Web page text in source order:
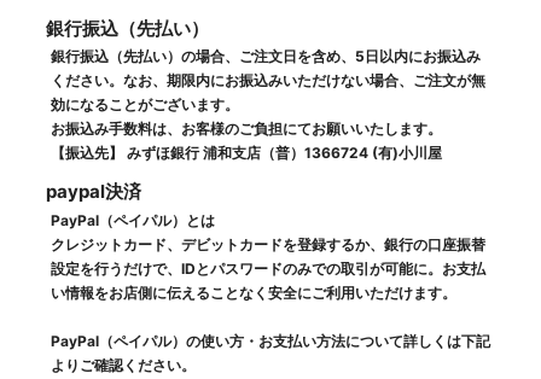
銀行振込（先払い）
銀行振込（先払い）の場合、ご注文日を含め、5日以内にお振込み
ください。なお、期限内にお振込みいただけない場合、ご注文が無
効になることがございます。
お振込み手数料は、お客様のご負担にてお願いいたします。
【振込先】 みずほ銀行 浦和支店（普）1366724 (有)小川屋
paypal決済
PayPal（ペイパル）とは
クレジットカード、デビットカードを登録するか、銀行の口座振替
設定を行うだけで、IDとパスワードのみでの取引が可能に。お支払
い情報をお店側に伝えることなく安全にご利用いただけます。
PayPal（ペイパル）の使い方・お支払い方法について詳しくは下記
よりご確認ください。